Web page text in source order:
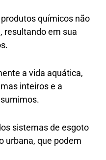
químicos não
resultando em sua
a vida aquática,
inteiros e a
sistemas de esgoto
urbana, que podem